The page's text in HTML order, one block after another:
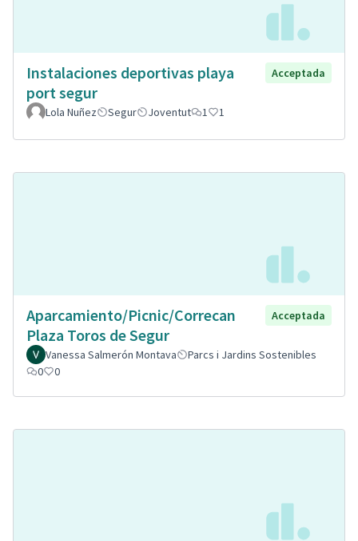
Instalaciones deportivas playa
port segur
Acceptada
Lola Nuñez Segur Joventut 1 1
Aparcamiento/Picnic/Correcan
Plaza Toros de Segur
Acceptada
Vanessa Salmerón Montava
Parcs i Jardins Sostenibles
0
0